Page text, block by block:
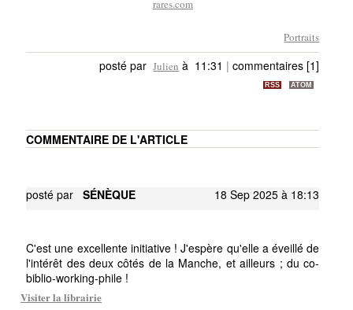
rares.com
Portraits
posté par Julien à 11:31 |commentaires [1]
RSS ATOM
COMMENTAIRE DE L'ARTICLE
posté parSÉNÈQUE 18 Sep 2025 à 18:13
C'est une excellente initiative ! J'espère qu'elle a éveillé de
l'intérêt des deux côtés de la Manche, et ailleurs ; du co-
biblio-working-phile !
Visiter la librairie